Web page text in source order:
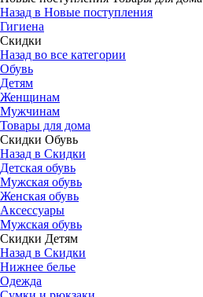
Назад в Новые поступления
Гигиена
Скидки
Назад во все категории
Обувь
Детям
Женщинам
Мужчинам
Товары для дома
Скидки Обувь
Назад в Скидки
Детская обувь
Мужская обувь
Женская обувь
Аксессуары
Мужская обувь
Скидки Детям
Назад в Скидки
Нижнее белье
Одежда